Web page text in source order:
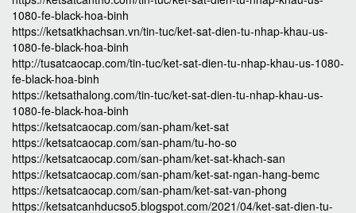
1080-fe-black-hoa-binh
https://ketsatkhachsan.vn/tin-tuc/ket-sat-dien-tu-nhap-khau-us-
1080-fe-black-hoa-binh
http://tusatcaocap.com/tin-tuc/ket-sat-dien-tu-nhap-khau-us-1080-
fe-black-hoa-binh
https://ketsathalong.com/tin-tuc/ket-sat-dien-tu-nhap-khau-us-
1080-fe-black-hoa-binh
https://ketsatcaocap.com/san-pham/ket-sat
https://ketsatcaocap.com/san-pham/tu-ho-so
https://ketsatcaocap.com/san-pham/ket-sat-khach-san
https://ketsatcaocap.com/san-pham/ket-sat-ngan-hang-bemc
https://ketsatcaocap.com/san-pham/ket-sat-van-phong
https://ketsatcanhducso5.blogspot.com/2021/04/ket-sat-dien-tu-